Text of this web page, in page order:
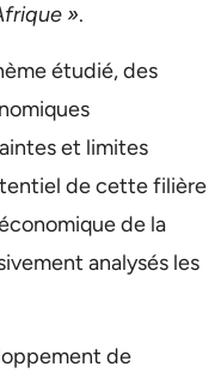
».
étudié, des
et limites
de cette filière
de la
analysés les
de